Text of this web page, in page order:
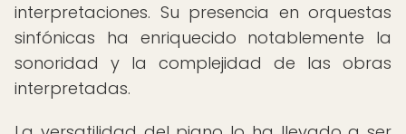
interpretaciones. Su presencia en orquestas
sinfónicas ha enriquecido notablemente la
sonoridad y la complejidad de las obras
interpretadas.